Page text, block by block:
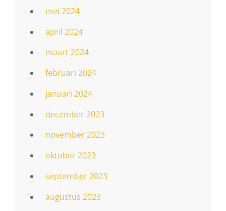
mei 2024
april 2024
maart 2024
februari 2024
januari 2024
december 2023
november 2023
oktober 2023
september 2023
augustus 2023